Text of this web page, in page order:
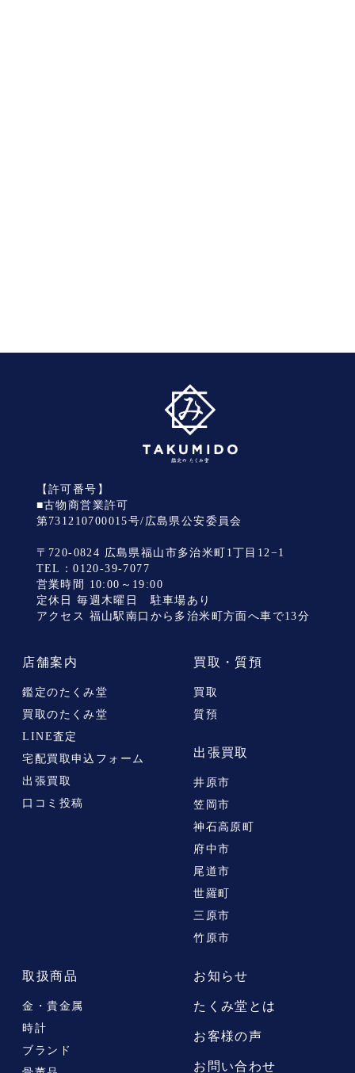
【許可番号】
■古物商営業許可
第731210700015号/広島県公安委員会
〒720-0824 広島県福山市多治米町1丁目12−1
TEL：0120-39-7077
営業時間 10:00～19:00
定休日 毎週木曜日 駐車場あり
アクセス 福山駅南口から多治米町方面へ車で13分
店舗案内
鑑定のたくみ堂
買取のたくみ堂
LINE査定
宅配買取申込フォーム
出張買取
口コミ投稿
買取・質預
買取
質預
出張買取
井原市
笠岡市
神石高原町
府中市
尾道市
世羅町
三原市
竹原市
取扱商品
金・貴金属
時計
ブランド
お知らせ
たくみ堂とは
お客様の声
お問い合わせ